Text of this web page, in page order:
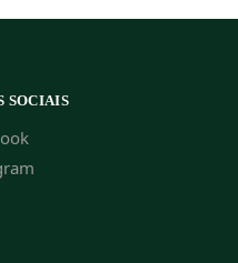
SOCIAIS